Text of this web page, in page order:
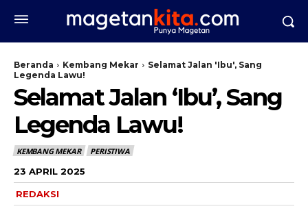
Beranda Kembang Mekar
Selamat Jalan 'Ibu', Sang
Legenda Lawu!
Selamat Jalan ‘Ibu’, Sang
Legenda Lawu!
KEMBANG MEKAR PERISTIWA
23 APRIL 2025
REDAKSI